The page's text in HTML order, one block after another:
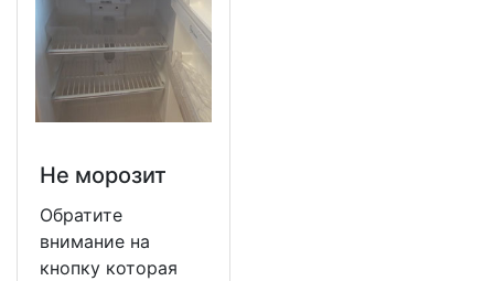
Не морозит
Обратите
внимание на
кнопку которая